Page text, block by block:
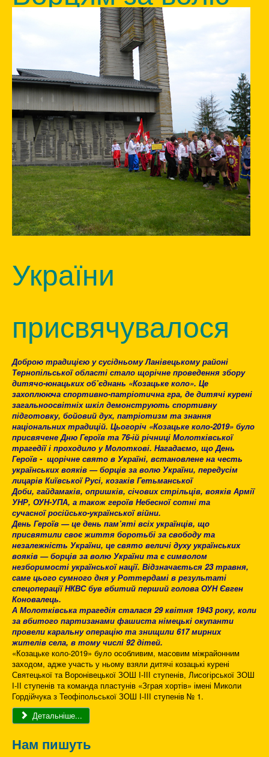
України
присвячувалося
Доброю традицією у сусідньому Ланівецькому районі
Тернопільської області стало щорічне проведення збору
дитячо-юнацьких об’єднань «Козацьке коло». Це
захоплююча спортивно-патріотична гра, де дитячі курені
загальноосвітніх шкіл демонструють спортивну
підготовку, бойовий дух, патріотизм та знання
національних традицій. Цьогоріч «Козацьке коло-2019» було
присвячене Дню Героїв та 76-ій річниці Молотківської
трагедії і проходило у Молоткові. Нагадаємо, що День
Героїв - щорічне свято в Україні, встановлене на честь
українських вояків — борців за волю України, передусім
лицарів Київської Русі, козаків Гетьманської
Доби, гайдамаків, опришків, січових стрільців, вояків Армії
УНР, ОУН-УПА, а також героїв Небесної сотні та
сучасної російсько-української війни.
День Героїв — це день пам’яті всіх українців, що
присвятили своє життя боротьбі за свободу та
незалежність України, це свято величі духу українських
вояків — борців за волю України та є символом
незборимості української нації. Відзначається 23 травня,
саме цього сумного дня у Роттердамі в результаті
спецоперації НКВС був вбитий перший голова ОУН Євген
Коновалець.
А Молотківська трагедія сталася 29 квітня 1943 року, коли
за вбитого партизанами фашиста німецькі окупанти
провели каральну операцію та знищили 617 мирних
жителів села, в тому числі 92 дітей.
«Козацьке коло-2019» було особливим, масовим міжрайонним
заходом, адже участь у ньому взяли дитячі козацькі курені
Святецької та Воронівецької ЗОШ І-ІІІ ступенів, Лисогірської ЗОШ
І-ІІ ступенів та команда пластунів «Зграя хортів» імені Миколи
Гордійчука з Теофіпольської ЗОШ І-ІІІ ступенів № 1.
Детальніше...
Нам пишуть